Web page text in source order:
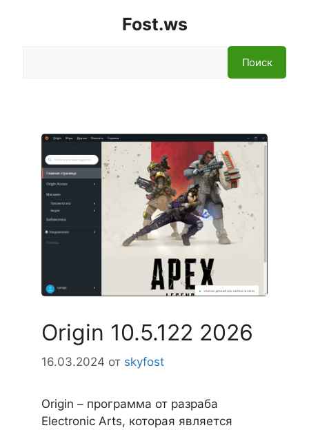
Fost.ws
Поиск
Origin 10.5.122 2026
16.03.2024 от skyfost
Origin – программа от разраба
Electronic Arts, которая является